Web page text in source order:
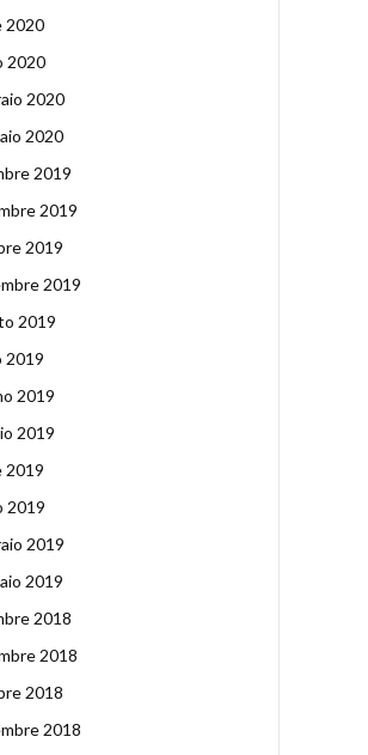
2020
2020
2020
2020
2019
2019
2019
2019
2019
2019
2019
2019
2019
2019
2019
2019
2018
2018
2018
2018